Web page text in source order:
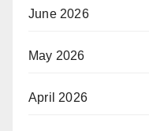
June 2026
May 2026
April 2026